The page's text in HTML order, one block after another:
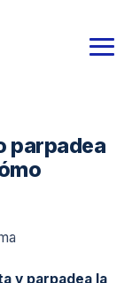
parpadea
y parpadea la